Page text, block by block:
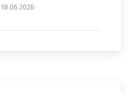
18.06.2026